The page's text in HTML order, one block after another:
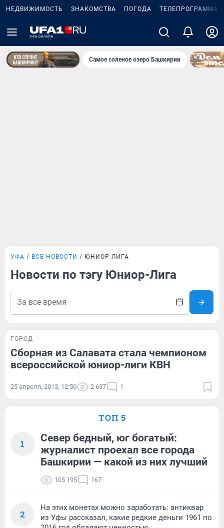
НЕДВИЖИМОСТЬ ЗНАКОМСТВА ПОГОДА ТЕЛЕПРОГРАММА
Самое соленое озеро Башкирии
УФА ВСЕ НОВОСТИ ЮНИОР-ЛИГА
Новости по тэгу Юниор-Лига
ГОРОД
Сборная из Салавата стала чемпионом
всероссийской юниор-лиги КВН
25 апреля, 2013, 12:50 2 637 1
ТОП 5
1
Север бедный, юг богатый:
журналист проехал все города
Башкирии — какой из них лучший
105 195 167
2
На этих монетах можно заработать: антиквар
из Уфы рассказал, какие редкие деньги 1961 по